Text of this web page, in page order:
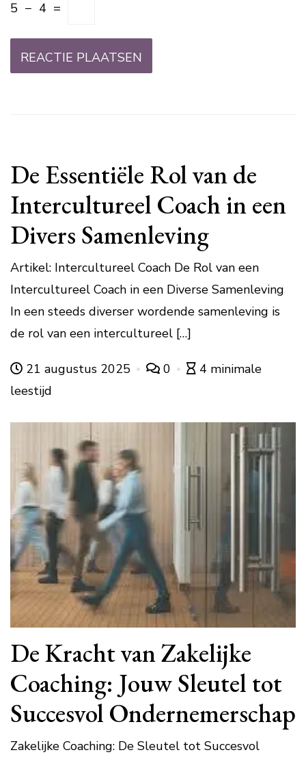
5 − 4 =
De Essentiële Rol van de
Intercultureel Coach in een
Divers Samenleving
Artikel: Intercultureel Coach De Rol van een
Intercultureel Coach in een Diverse Samenleving
In een steeds diverser wordende samenleving is
de rol van een intercultureel […]
21 augustus 2025 0
4 minimale
leestijd
De Kracht van Zakelijke
Coaching: Jouw Sleutel tot
Succesvol Ondernemerschap
Zakelijke Coaching: De Sleutel tot Succesvol